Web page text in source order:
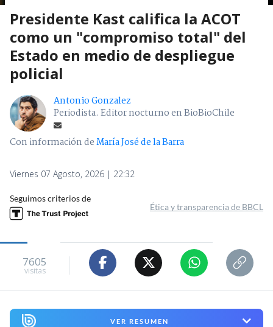
Presidente Kast califica la ACOT
como un "compromiso total" del
Estado en medio de despliegue
policial
Antonio Gonzalez
Periodista. Editor nocturno en BioBioChile
Con información deMaría José de la Barra
Viernes 07 Agosto, 2026 | 22:32
Seguimos criterios de
Ética y transparencia de BBCL
7605
visitas
VER RESUMEN